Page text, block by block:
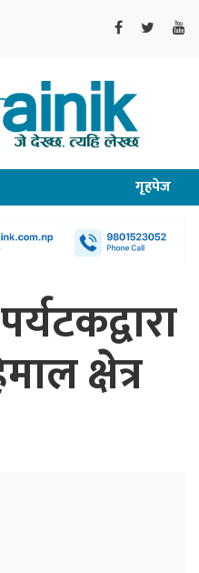
गृहपेज
क्षेत्र